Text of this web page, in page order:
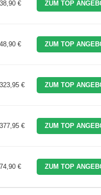
38,90 € ZUM TOP
48,90 € ZUM TOP
323,95 € ZUM TOP
377,95 € ZUM TOP
74,90 € ZUM TOP